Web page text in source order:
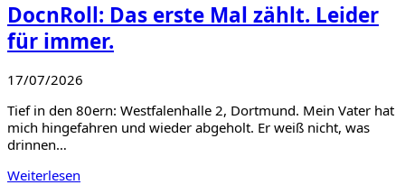
DocnRoll: Das erste Mal zählt. Leider
für immer.
17/07/2026
Tief in den 80ern: Westfalenhalle 2, Dortmund. Mein Vater hat
mich hingefahren und wieder abgeholt. Er weiß nicht, was
drinnen…
Weiterlesen